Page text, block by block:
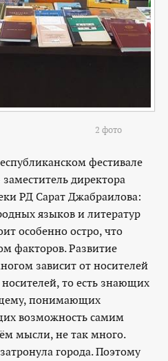
2 фото
фестивале
директора
РД Сарат Джабраилова:
языков и литератур
особенно остро, что
факторов. Развитие
зависит от носителей
то есть знающих
понимающих
возможность самим
мысли, не так много.
города. Поэтому